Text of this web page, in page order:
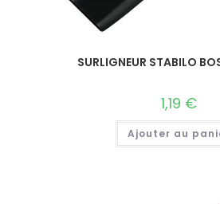
SURLIGNEUR STABILO
1,19 €
Ajouter au